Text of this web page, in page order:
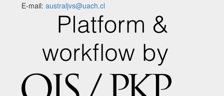
E-mail: australjvs@uach.cl